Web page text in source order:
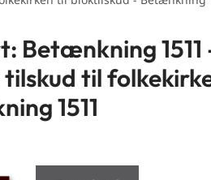
Betænkning
til
1511